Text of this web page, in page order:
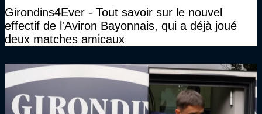
Girondins4Ever - Tout savoir sur le nouvel
effectif de l'Aviron Bayonnais, qui a déjà joué
deux matches amicaux